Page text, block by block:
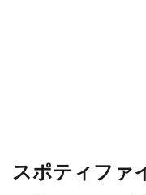
スポティファ